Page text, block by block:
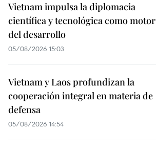
Vietnam impulsa la diplomacia
científica y tecnológica como motor
del desarrollo
05/08/2026 15:03
Vietnam y Laos profundizan la
cooperación integral en materia de
defensa
05/08/2026 14:54